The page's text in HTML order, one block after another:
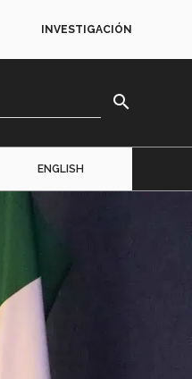
INVESTIGACIÓN
search
ENGLISH